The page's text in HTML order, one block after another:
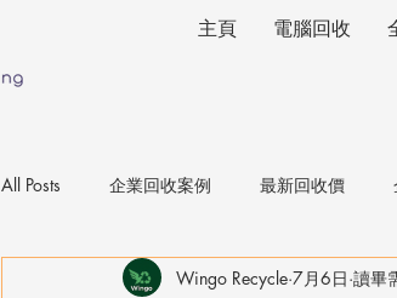
主頁 電腦回收
All Posts 企業回收案例 最新回收價
學校IT器材回收 Wingo Recycle 7月6日 讀畢